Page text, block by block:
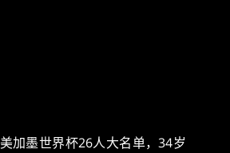
加墨世界杯26人大名单，34岁